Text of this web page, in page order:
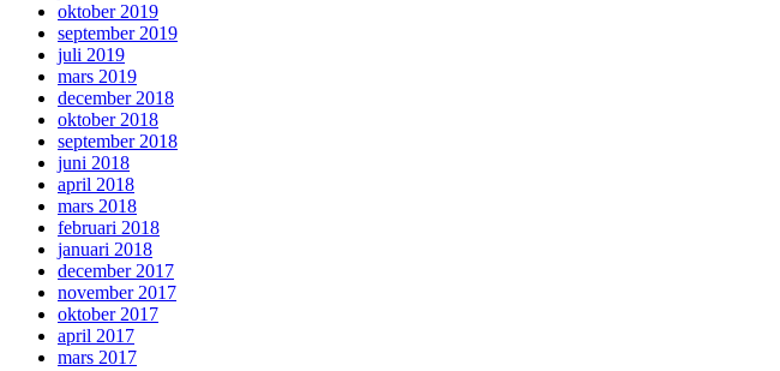
oktober 2019
september 2019
juli 2019
mars 2019
december 2018
oktober 2018
september 2018
juni 2018
april 2018
mars 2018
februari 2018
januari 2018
december 2017
november 2017
oktober 2017
april 2017
mars 2017